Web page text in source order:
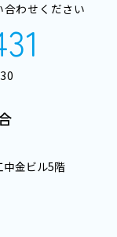
わせください
金ビル5階